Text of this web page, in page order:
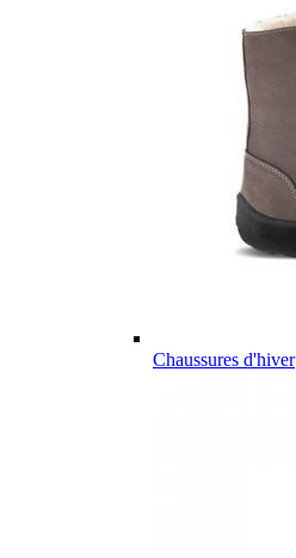
Chaussures d'hiver